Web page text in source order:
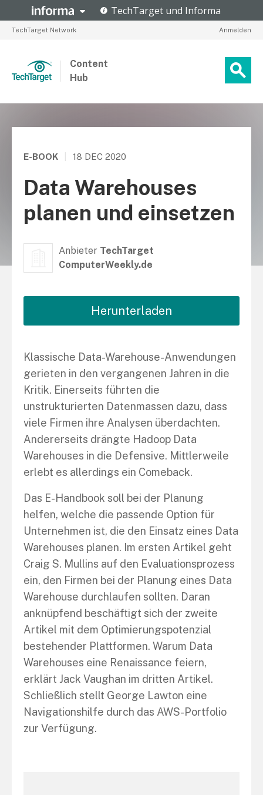
TechTarget Network Anmelden
Content
Hub
E-BOOK 18 DEC 2020
Data Warehouses
planen und einsetzen
Anbieter TechTarget
ComputerWeekly.de
Herunterladen
Klassische Data-Warehouse-Anwendungen
gerieten in den vergangenen Jahren in die
Kritik. Einerseits führten die
unstrukturierten Datenmassen dazu, dass
viele Firmen ihre Analysen überdachten.
Andererseits drängte Hadoop Data
Warehouses in die Defensive. Mittlerweile
erlebt es allerdings ein Comeback.
Das E-Handbook soll bei der Planung
helfen, welche die passende Option für
Unternehmen ist, die den Einsatz eines Data
Warehouses planen. Im ersten Artikel geht
Craig S. Mullins auf den Evaluationsprozess
ein, den Firmen bei der Planung eines Data
Warehouse durchlaufen sollten. Daran
anknüpfend beschäftigt sich der zweite
Artikel mit dem Optimierungspotenzial
bestehender Plattformen. Warum Data
Warehouses eine Renaissance feiern,
erklärt Jack Vaughan im dritten Artikel.
Schließlich stellt George Lawton eine
Navigationshilfe durch das AWS-Portfolio
zur Verfügung.